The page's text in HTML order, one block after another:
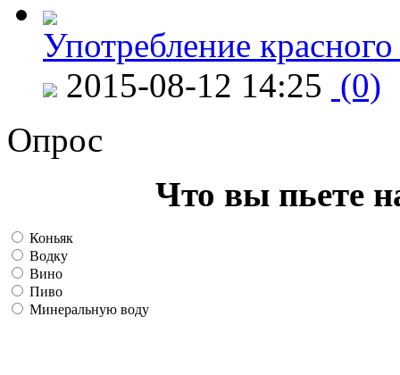
Употребление
2015-08-12 14:25 (0)
Опрос
Что вы пьете
Коньяк
Водку
Вино
Пиво
Минеральную воду